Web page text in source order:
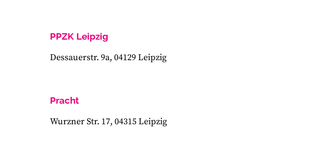
PPZK Leipzig
Dessauerstr. 9a, 04129 Leipzig
Pracht
Wurzner Str. 17, 04315 Leipzig